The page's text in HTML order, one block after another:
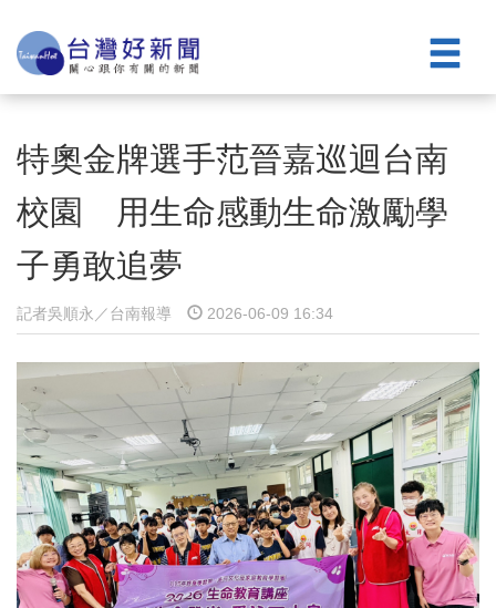
特奧金牌選手范晉嘉巡迴台南
校園 用生命感動生命激勵學
子勇敢追夢
記者吳順永／台南報導 2026-06-09 16:34